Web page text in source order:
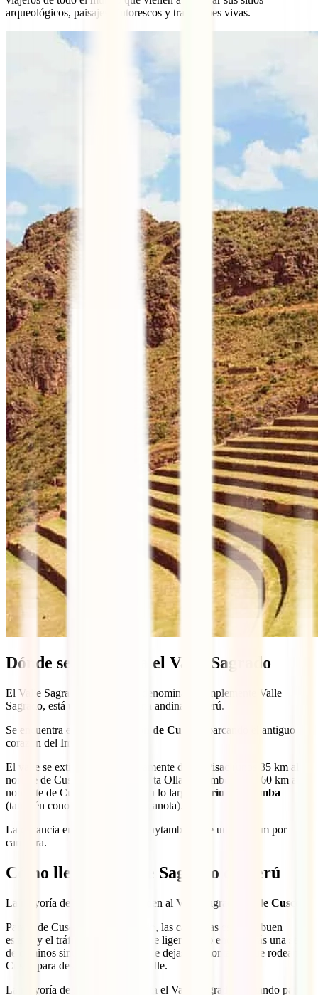
arqueológicos, paisajes pintorescos y tradiciones vivas.
Dónde se encuentra el Valle Sagrado
El Valle Sagrado de los Incas, denominado simplemente Valle
Sagrado, está ubicado en la zona andina de Perú.
Se encuentra en la actual
región de Cusco
, abarcando el antiguo
corazón del Imperio Inca.
El valle se extiende aproximadamente desde Pisac (unos 35 km al
noreste de Cusco), en el este, hasta Ollantaytambo (unos 60 km al
noroeste de Cusco), en el oeste, a lo largo del río Urubamba
(también conocido como río Vilcanota).
La distancia entre Pisac y Ollantaytambo es de unos 58 km por
carretera.
Cómo llegar al Valle Sagrado de Perú
La mayoría de los viajeros acceden al Valle Sagrado desde Cusco
Para ir de Cusco al Valle Sagrado, las carreteras están en buen
estado y el tráfico es relativamente ligero, pero encontrarás una serie
de caminos sinuosos a medida que dejas las montañas que rodean
Cusco para descender hacia el valle.
La mayoría de la gente llega hasta el Valle Sagrado formando parte